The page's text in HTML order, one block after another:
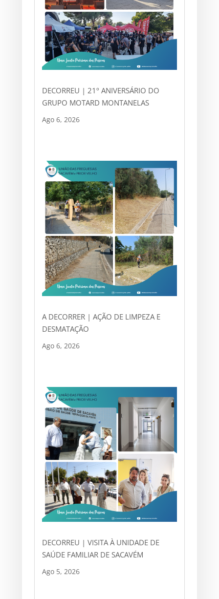
DECORREU | 21º ANIVERSÁRIO DO
GRUPO MOTARD MONTANELAS
Ago 6, 2026
A DECORRER | AÇÃO DE LIMPEZA E
DESMATAÇÃO
Ago 6, 2026
DECORREU | VISITA À UNIDADE DE
SAÚDE FAMILIAR DE SACAVÉM
Ago 5, 2026